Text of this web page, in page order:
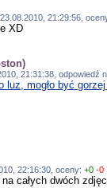
21:29:56,
XD
21:31:38, odpowiedź
luz, mogło być
22:16:30, oceny:+0 -0
całych dwóch